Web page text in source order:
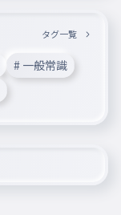
タグ一覧
# 一般常識